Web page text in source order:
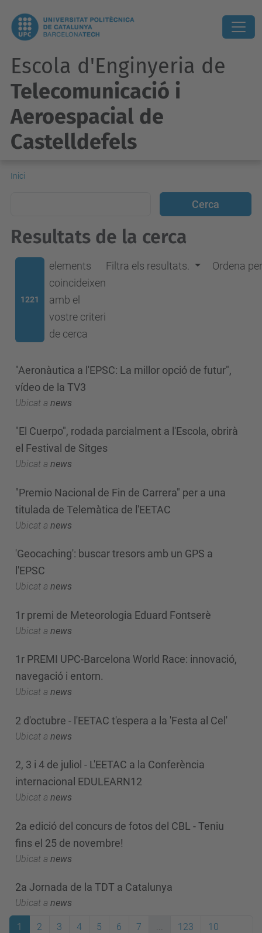
Escola d'Enginyeria de
Telecomunicació i
Aeroespacial de
Castelldefels
Inici
Resultats de la cerca
1221
elements
coincideixen
amb el
vostre criteri
de cerca
Filtra els resultats. Ordena
"Aeronàutica a l'EPSC: La millor opció de futur",
vídeo de la TV3
Ubicat a news
"El Cuerpo", rodada parcialment a l'Escola, obrirà
el Festival de Sitges
Ubicat a news
"Premio Nacional de Fin de Carrera" per a una
titulada de Telemàtica de l'EETAC
Ubicat a news
'Geocaching': buscar tresors amb un GPS a
l'EPSC
Ubicat a news
1r premi de Meteorologia Eduard Fontserè
Ubicat a news
1r PREMI UPC-Barcelona World Race: innovació,
navegació i entorn.
Ubicat a news
2 d'octubre - l'EETAC t'espera a la 'Festa al Cel'
Ubicat a news
2, 3 i 4 de juliol - L'EETAC a la Conferència
internacional EDULEARN12
Ubicat a news
2a edició del concurs de fotos del CBL - Teniu
fins el 25 de novembre!
Ubicat a news
2a Jornada de la TDT a Catalunya
Ubicat a news
1 2 3 4 5 6 7 ... 123
10